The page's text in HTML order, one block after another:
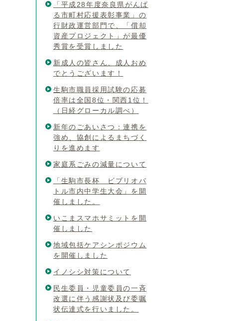
「平成28年度奈良県がんば
る市町村応援表彰事業」の
行財政運営部門で、「償却
資産プロジェクト」が最優
秀賞を受賞しました
新成人の皆さん、成人おめ
でとうございます！
生駒市職員採用試験の応募
倍率は全国8位・関西1位！
（日経グローカル調べ）
新年のごあいさつ：連携を
強め、協創によるまちづく
りを進めます
家庭系ごみの減量について
「生駒市長杯 ビブリオバ
トル市内中学生大会」を開
催しました。
いこまスマホサミットを開
催しました
地域包括ケアシンポジウム
を開催しました
イノシシ対策について
民生委員・児童委員の一斉
改選に伴う感謝状及び委嘱
状伝達式を行いました。